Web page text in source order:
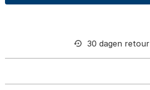
30 dagen retour